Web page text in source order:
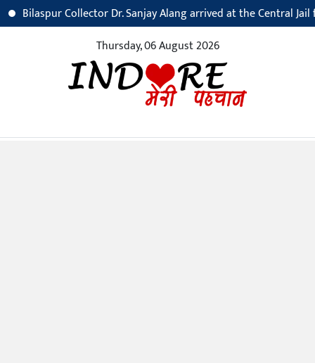
Collector Dr. Sanjay Alang arrived at the Central Jail for an
Thursday, 06 August 2026